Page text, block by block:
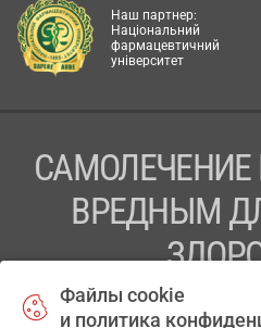
Наш партнер:
Національний
фармацевтичний
університет
ВРЕДНЫМ
ПЕРЕД
Файлы cookie
и политика